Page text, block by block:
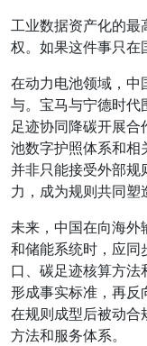
工业数据资产化的最
权。如果这件事只在
在动力电池领域，中
与。宝马与宁德时代
足迹协同降碳开展
池数字护照体系和相
并非只能接受外部规
力，成为规则共同塑
未来，中国在向海外
和储能系统时，应同
口、碳足迹核算方法
形成事实标准，再反
在规则成型后被动合
方法和服务体系。